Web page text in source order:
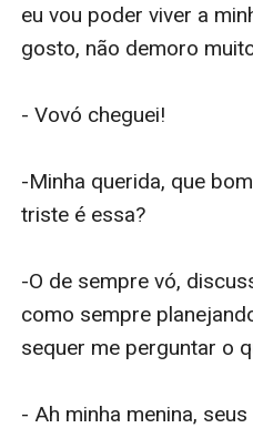
eu vou poder viver a
gosto, não demoro
- Vovó cheguei!
-Minha querida, que
triste é essa?
-O de sempre vó,
como sempre
sequer me perguntar o
- Ah minha menina,